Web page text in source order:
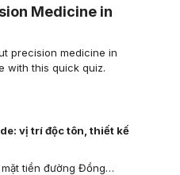
Medicine in
precision medicine in
with this quick quiz.
vị trí độc tôn, thiết kế
tiền đường Đồng…